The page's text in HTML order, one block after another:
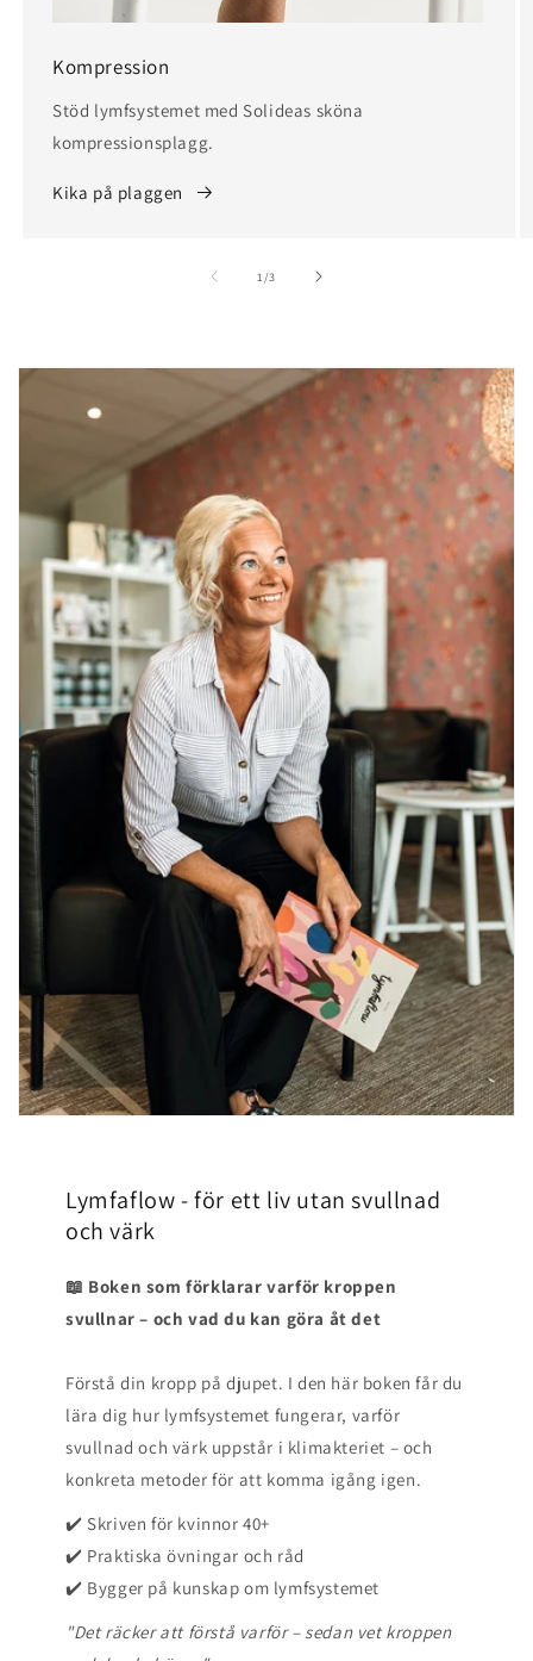
Kompression
Stöd lymfsystemet med Solideas sköna
kompressionsplagg.
Kika på plaggen
1 /av
3
Lymfaflow - för ett liv utan svullnad
och värk
📖 Boken som förklarar varför kroppen
svullnar – och vad du kan göra åt det
Förstå din kropp på djupet. I den här boken får du
lära dig hur lymfsystemet fungerar, varför
svullnad och värk uppstår i klimakteriet – och
konkreta metoder för att komma igång igen.
✔️ Skriven för kvinnor 40+
✔️ Praktiska övningar och råd
✔️ Bygger på kunskap om lymfsystemet
"Det räcker att förstå varför – sedan vet kroppen